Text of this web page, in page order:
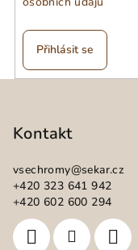
Přihlásit se
Kontakt
vsechromy@sekar.cz
+420 323 641 942
+420 602 600 294